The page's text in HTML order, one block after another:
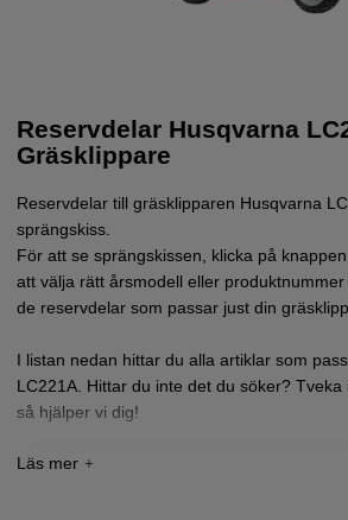
Reservdelar Husqvarna
Gräsklippare
Reservdelar till gräsklipparen Husqvarna
sprängskiss.
För att se sprängskissen, klicka på
att välja rätt årsmodell eller
de reservdelar som passar just din
I listan nedan hittar du alla artiklar som
LC221A. Hittar du inte det du söker? Tveka
så hjälper vi dig!
Tryck här för sprängskiss och